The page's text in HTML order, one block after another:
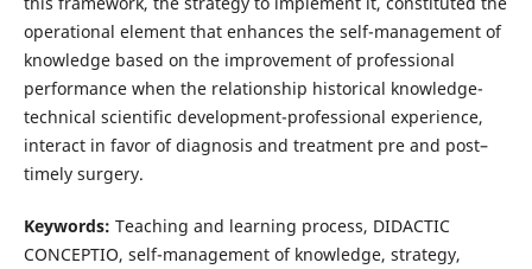
operational element that enhances the self-management of
knowledge based on the improvement of professional
performance when the relationship historical knowledge-
technical scientific development-professional experience,
interact in favor of diagnosis and treatment pre and post–
timely surgery.
Keywords: Teaching and learning process, DIDACTIC
CONCEPTIO, self-management of knowledge, strategy,